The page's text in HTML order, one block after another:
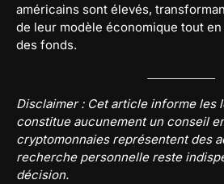
américains sont élevés,
de leur modèle économique tout
des fonds.
Disclaimer : Cet article informe les
constitue aucunement un conseil
cryptomonnaies représentent des
recherche personnelle reste
décision.